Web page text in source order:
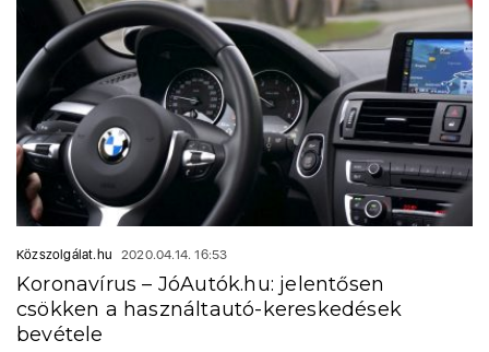
Közszolgálat.hu 2020.04.14. 16:53
Koronavírus – JóAutók.hu: jelentősen
csökken a használtautó-kereskedések
bevétele